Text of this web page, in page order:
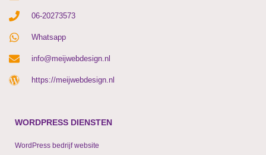
06-20273573
Whatsapp
info@meijwebdesign.nl
https://meijwebdesign.nl
WORDPRESS DIENSTEN
WordPress bedrijf website